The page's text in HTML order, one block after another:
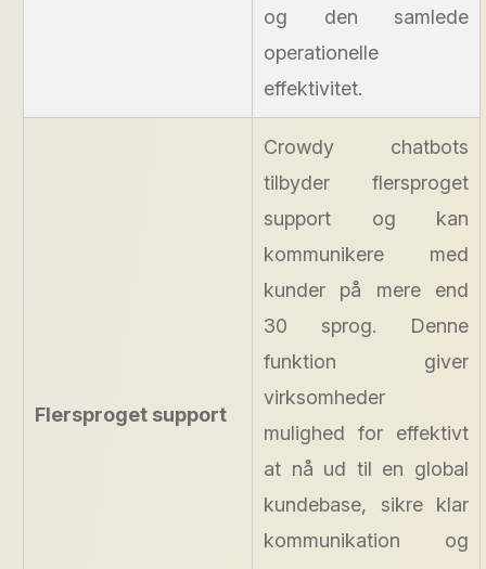
og den samlede
operationelle
effektivitet.
Flersproget support
Crowdy chatbots
tilbyder flersproget
support og kan
kommunikere med
kunder på mere end
30 sprog. Denne
funktion giver
virksomheder
mulighed for effektivt
at nå ud til en global
kundebase, sikre klar
kommunikation og